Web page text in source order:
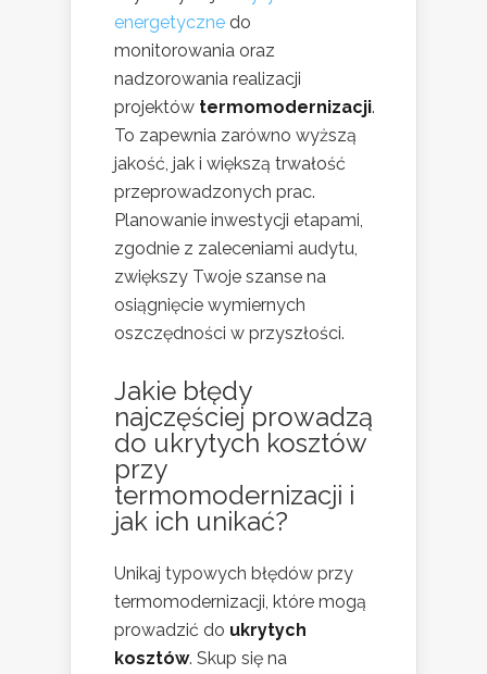
energetyczne do
monitorowania oraz
nadzorowania realizacji
projektów termomodernizacji.
To zapewnia zarówno wyższą
jakość, jak i większą trwałość
przeprowadzonych prac.
Planowanie inwestycji etapami,
zgodnie z zaleceniami audytu,
zwiększy Twoje szanse na
osiągnięcie wymiernych
oszczędności w przyszłości.
Jakie błędy
najczęściej prowadzą
do ukrytych kosztów
przy
termomodernizacji i
jak ich unikać?
Unikaj typowych błędów przy
termomodernizacji, które mogą
prowadzić do ukrytych
kosztów. Skup się na